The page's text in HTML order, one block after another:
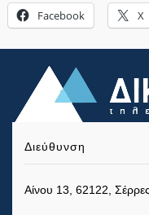
Facebook X
Διεύθυνση
Αίνου 13, 62122,